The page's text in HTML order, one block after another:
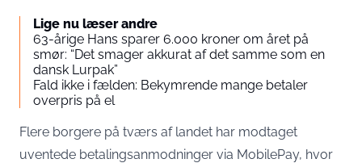
Lige nu læser andre
63-årige Hans sparer 6.000 kroner om året på
smør: “Det smager akkurat af det samme som en
dansk Lurpak”
Fald ikke i fælden: Bekymrende mange betaler
overpris på el
Flere borgere på tværs af landet har modtaget
uventede betalingsanmodninger via MobilePay, hvor